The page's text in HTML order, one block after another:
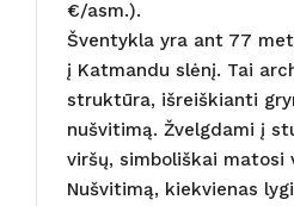
€/asm.).
Šventykla yra ant 77
į Katmandu slėnį. Tai
struktūra, išreiškianti
nušvitimą. Žvelgdami į
viršų, simboliškai matosi
Nušvitimą, kiekvienas